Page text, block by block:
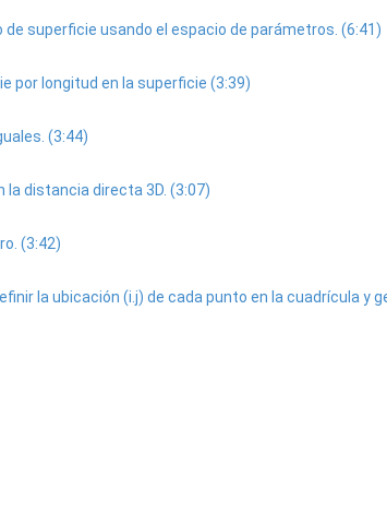
superficie usando el espacio de parámetros. (6:41)
por longitud en la superficie (3:39)
(3:44)
distancia directa 3D. (3:07)
(3:42)
la ubicación (i.j) de cada punto en la cuadrícula y